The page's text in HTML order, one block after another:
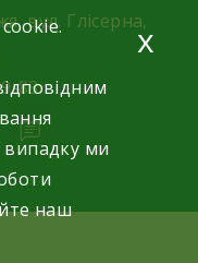
вул. Глісерна,
83
випадку ми
наш
x